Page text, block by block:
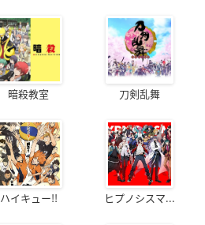
暗殺教室 刀剣乱舞
ハイキュー!! ヒプノシスマ...